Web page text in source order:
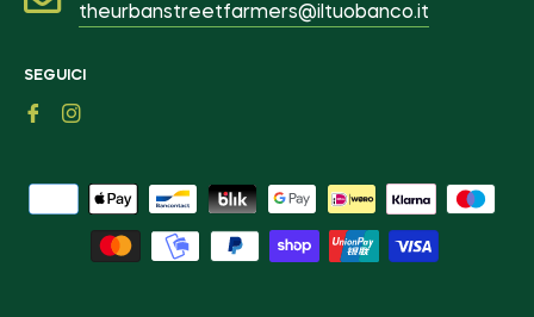
theurbanstreetfarmers@iltuobanco.it
SEGUICI
Fb Ins